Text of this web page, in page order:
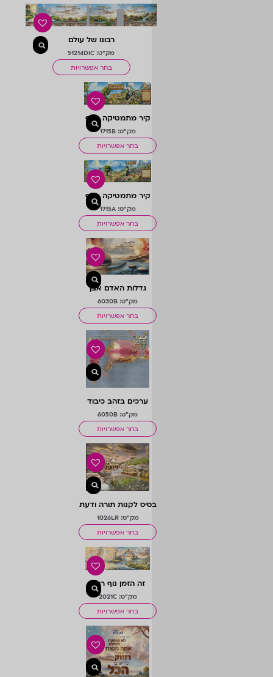
רבונו של עולם
מק"ט: 51214DIC
בחר אפשרויות
קיר מתמטיקה בנוף
מק"ט: 1715B
בחר אפשרויות
קיר מתמטיקה בנוף
מק"ט: 1715A
בחר אפשרויות
גדלות האדם אבן
מק"ט: 6030B
בחר אפשרויות
ערכים בזהב כיבוד
הוריםמק"ט: 6050B
בחר אפשרויות
בסיס לקנות תורה ודעת
מק"ט: 1026LR
בחר אפשרויות
זה הזמן נוף רגוע
מק"ט: 2021C
בחר אפשרויות